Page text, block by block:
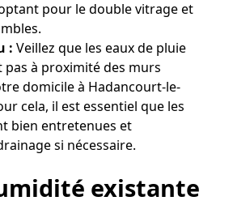
pour le double vitrage et
: Veillez que les eaux de pluie
pas à proximité des murs
domicile à Hadancourt-le-
cela, il est essentiel que les
bien entretenues et
si nécessaire.
existante